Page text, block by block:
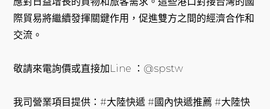
際貿易將繼續發揮關鍵作用，促進雙方之間的經濟合作和
交流。
敬請來電詢價或直接加Line ：@spstw
我司營業項目提供：#大陸快遞 #國內快遞推薦 #大陸快